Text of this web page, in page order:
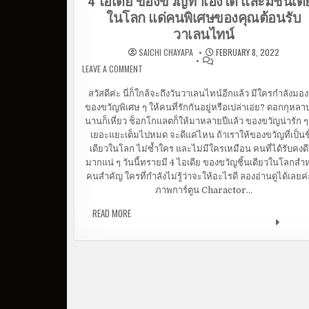
ในโลก แด่คนพิเศษของคุณต้อนรับ
วาเลนไทน์
SAICHI CHAYAPA
FEBRUARY 8, 2022
LEAVE A COMMENT ON 4 ไอเดีย ของขวัญทำเองได้ และมีชิ้นเดียวใน
สวัสดีค่ะ นี่ก็ใกล้จะถึงวันวาเลนไทน์อีกแล้ว มีใครกำลังมอ
ของขวัญพิเศษ ๆ ให้คนที่รักกันอยู่หรือเปล่าเอ่ย? ดอกกุหลา
นานก็เหี่ยว ช็อกโกแลตก็ให้มาหลายปีแล้ว ของขวัญน่ารัก
เยอะแยะเต็มไปหมด จะดีแค่ไหน ถ้าเราให้ของขวัญที่เป็น
เดียวในโลก ไม่ซ้ำใคร และไม่มีใครเหมือน คนที่ได้รับคงดี
มากแน่ ๆ วันนี้ทรายมี 4 ไอเดีย ของขวัญชิ้นเดียวในโลกสำ
คนสำคัญ ใครที่กำลังไม่รู้ว่าจะให้อะไรดี ลองอ่านดูได้เลยค่
ภาพการ์ตูน Charactor…
READ MORE4 ไอเดีย ของขวัญทำเองได้ และมีชิ้นเดียวในโลก